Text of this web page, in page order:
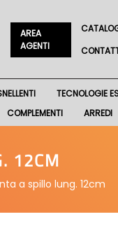
AREA
AGENTI
TECNOLOGIE
COMPLEMENTI ARREDI
12CM
a spillo lung. 12cm